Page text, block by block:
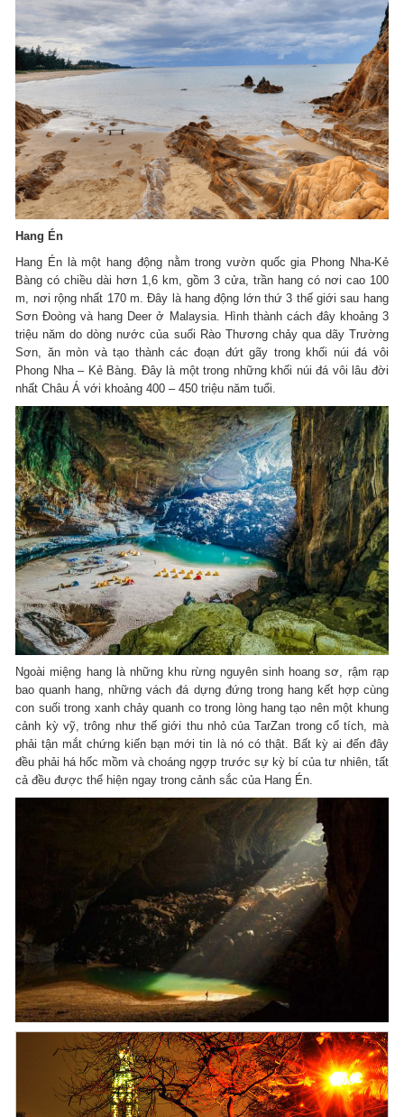
Hang Én
Hang Én là một hang động nằm trong vườn quốc gia Phong Nha-Kẻ
Bàng có chiều dài hơn 1,6 km, gồm 3 cửa, trần hang có nơi cao 100
m, nơi rộng nhất 170 m. Đây là hang động lớn thứ 3 thế giới sau hang
Sơn Đoòng và hang Deer ở Malaysia. Hình thành cách đây khoảng 3
triệu năm do dòng nước của suối Rào Thương chảy qua dãy Trường
Sơn, ăn mòn và tạo thành các đoạn đứt gãy trong khối núi đá vôi
Phong Nha – Kẻ Bàng. Đây là một trong những khối núi đá vôi lâu đời
nhất Châu Á với khoảng 400 – 450 triệu năm tuổi.
Ngoài miệng hang là những khu rừng nguyên sinh hoang sơ, rậm rạp
bao quanh hang, những vách đá dựng đứng trong hang kết hợp cùng
con suối trong xanh chảy quanh co trong lòng hang tạo nên một khung
cảnh kỳ vỹ, trông như thế giới thu nhỏ của TarZan trong cổ tích, mà
phải tận mắt chứng kiến bạn mới tin là nó có thật. Bất kỳ ai đến đây
đều phải há hốc mồm và choáng ngợp trước sự kỳ bí của tư nhiên, tất
cả đều được thể hiện ngay trong cảnh sắc của Hang Én.